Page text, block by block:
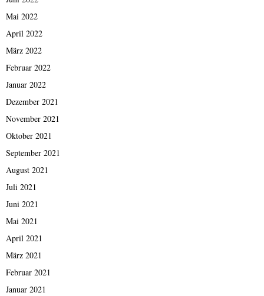
Mai 2022
April 2022
März 2022
Februar 2022
Januar 2022
Dezember 2021
November 2021
Oktober 2021
September 2021
August 2021
Juli 2021
Juni 2021
Mai 2021
April 2021
März 2021
Februar 2021
Januar 2021